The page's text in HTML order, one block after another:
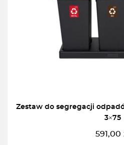
Zestaw do segregacji
3×75
591,00